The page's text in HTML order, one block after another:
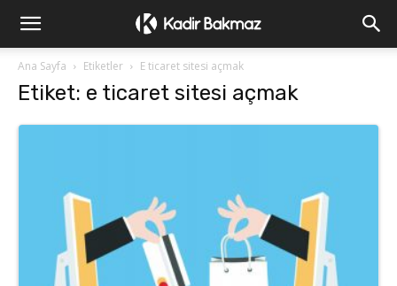
Ana Sayfa Etiketler E ticaret sitesi açmak
Etiket: e ticaret sitesi açmak